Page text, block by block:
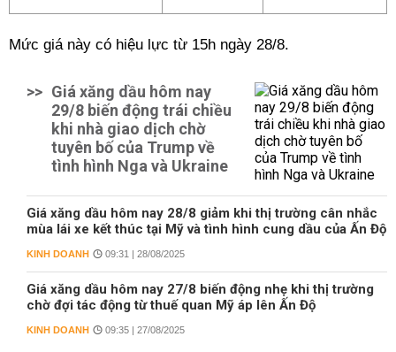
Mức giá này có hiệu lực từ 15h ngày 28/8.
>> Giá xăng dầu hôm nay
29/8 biến động trái chiều
khi nhà giao dịch chờ
tuyên bố của Trump về
tình hình Nga và Ukraine
Giá xăng dầu hôm nay 28/8 giảm khi thị trường cân nhắc
mùa lái xe kết thúc tại Mỹ và tình hình cung dầu của Ấn Độ
KINH DOANH 09:31 | 28/08/2025
Giá xăng dầu hôm nay 27/8 biến động nhẹ khi thị trường
chờ đợi tác động từ thuế quan Mỹ áp lên Ấn Độ
KINH DOANH 09:35 | 27/08/2025